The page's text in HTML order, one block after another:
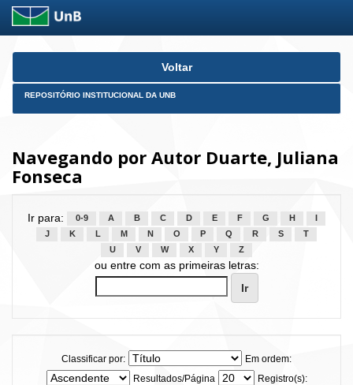
Skip
Voltar
REPOSITÓRIO INSTITUCIONAL DA UNB
Navegando por Autor Duarte, Juliana
Fonseca
Ir para: 0-9 A B C D E F G H
J
K L M N O P Q R S
T
U
V W X Y Z
ou entre com as primeiras letras:
Classificar por:
Em ordem:
Resultados/Página
Registro(s):